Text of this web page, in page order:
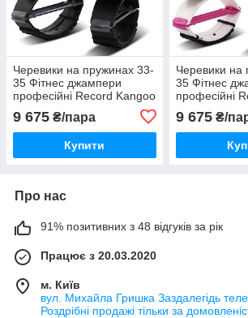
Черевики на пружинах 33-
35 Фітнес джампери
професійні Record Kangoo
9 675 ₴/пара
Купити
Черевики на
35 Фітнес
професійні
9 675₴/
Про нас
91% позитивних з 48 відгуків за рік
Працює з 20.03.2020
м. Київ
вул. Михайла Гришка Заздалегiдь
Роздрібні продажі тiльки за